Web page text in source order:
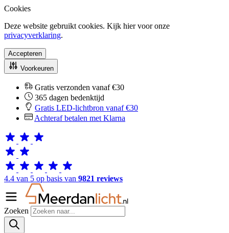
Cookies
Deze website gebruikt cookies. Kijk hier voor onze
privacyverklaring.
Accepteren
Voorkeuren
Gratis verzonden vanaf €30
365 dagen bedenktijd
Gratis LED-lichtbron vanaf €30
Achteraf betalen met Klarna
4.4 van 5 op basis van 9821 reviews
Zoeken